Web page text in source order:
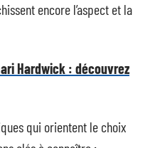
encore l’aspect et la
Hardwick : découvrez
qui orientent le choix